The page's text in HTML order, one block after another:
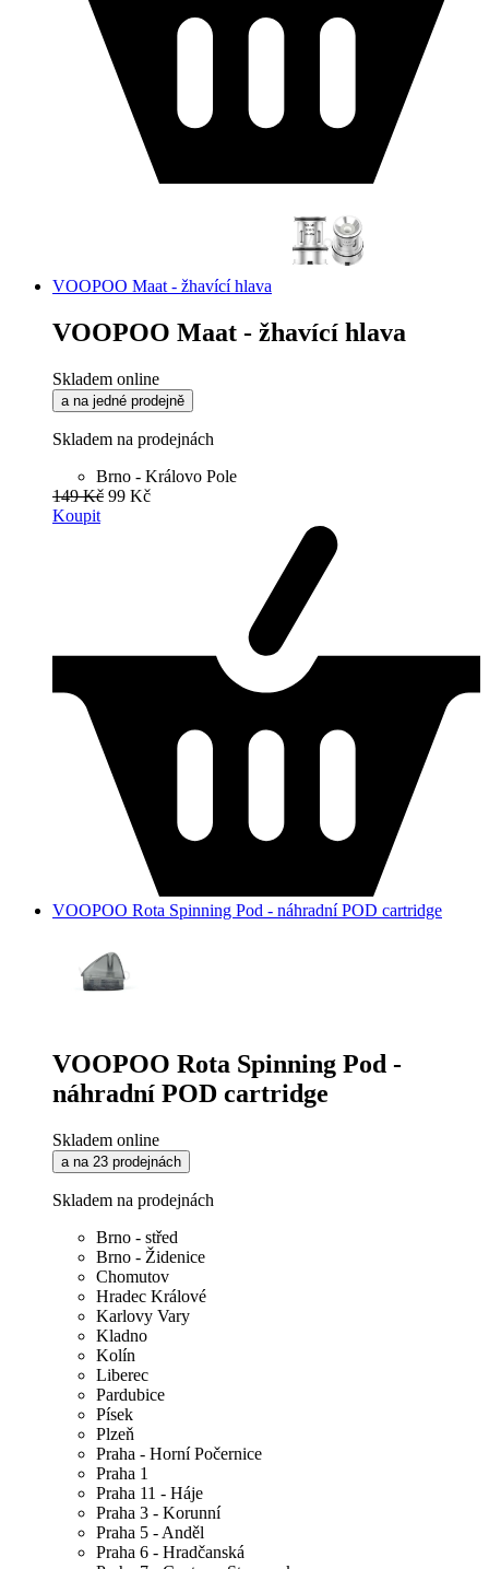
VOOPOO Maat - žhavící hlava
VOOPOO Maat - žhavící hlava
Skladem online
a na jedné prodejně
Skladem na prodejnách
Brno - Královo Pole
149 Kč 99 Kč
Koupit
VOOPOO Rota Spinning Pod - náhradní POD cartridge
VOOPOO Rota Spinning Pod -
náhradní POD cartridge
Skladem online
a na 23 prodejnách
Skladem na prodejnách
Brno - střed
Brno - Židenice
Chomutov
Hradec Králové
Karlovy Vary
Kladno
Kolín
Liberec
Pardubice
Písek
Plzeň
Praha - Horní Počernice
Praha 1
Praha 11 - Háje
Praha 3 - Korunní
Praha 5 - Anděl
Praha 6 - Hradčanská